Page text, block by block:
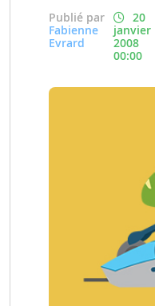
Publié par
Fabienne
Evrard
20
janvier
2008
00:00